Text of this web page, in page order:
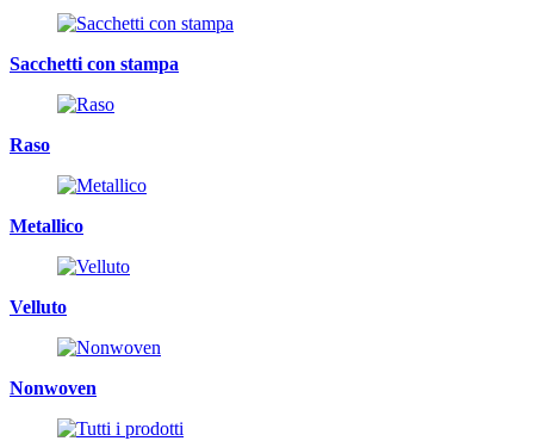
Sacchetti con stampa
Raso
Metallico
Velluto
Nonwoven